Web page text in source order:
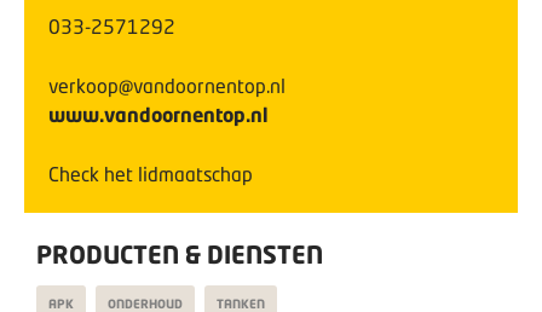
033-2571292
verkoop@vandoornentop.nl
www.vandoornentop.nl
Check het lidmaatschap
PRODUCTEN & DIENSTEN
APK ONDERHOUD TANKEN